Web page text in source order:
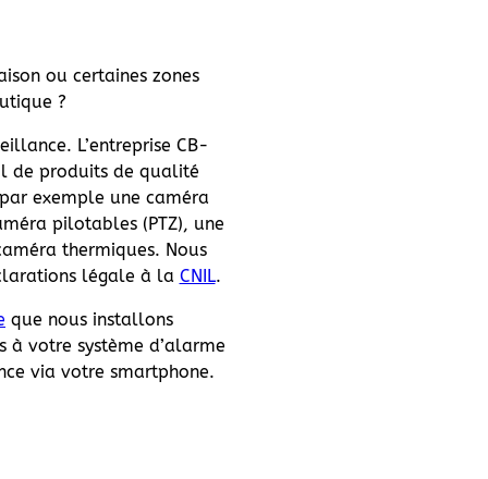
ou certaines zones
?
L’entreprise CB-
de produits de qualité
exemple une caméra
pilotables (PTZ), une
thermiques. Nous
légale à la CNIL.
que nous installons
votre système d’alarme
via votre smartphone.